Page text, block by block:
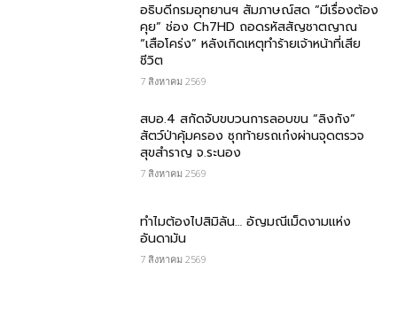
อธิบดีกรมอุทยานฯ สัมภาษณ์สด “มีเรื่องต้อง
คุย” ช่อง Ch7HD ถอดรหัสสัญชาตญาณ
“เสือโคร่ง” หลังเกิดเหตุทำร้ายเจ้าหน้าที่เสีย
ชีวิต
7 สิงหาคม 2569
สบอ.4 สกัดจับขบวนการลอบขน “ลิงกัง”
สัตว์ป่าคุ้มครอง ซุกท้ายรถเก๋งผ่านจุดตรวจ
สุขสำราญ จ.ระนอง
7 สิงหาคม 2569
ทำไมต้องไปสิมิลัน… อัญมณีเม็ดงามแห่ง
อันดามัน
7 สิงหาคม 2569